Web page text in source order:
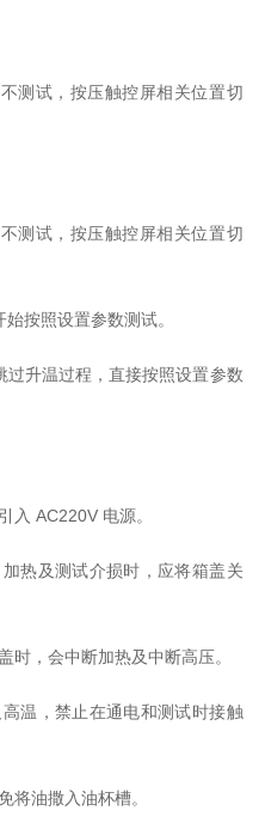
测试，按压触控屏相关位置切
测试，按压触控屏相关位置切
按照设置参数测试。
升温过程，直接按照设置参数
AC220V 电源。
热及测试介损时，应将箱盖关
，会中断加热及中断高压。
温，禁止在通电和测试时接触
油撒入油杯槽。